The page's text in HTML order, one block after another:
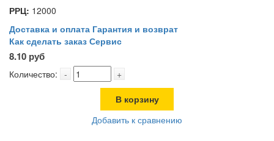
РРЦ: 12000
Доставка и оплата Гарантия и возврат
Как сделать заказ Сервис
8.10 руб
Количество: - +
В корзину
Добавить к сравнению